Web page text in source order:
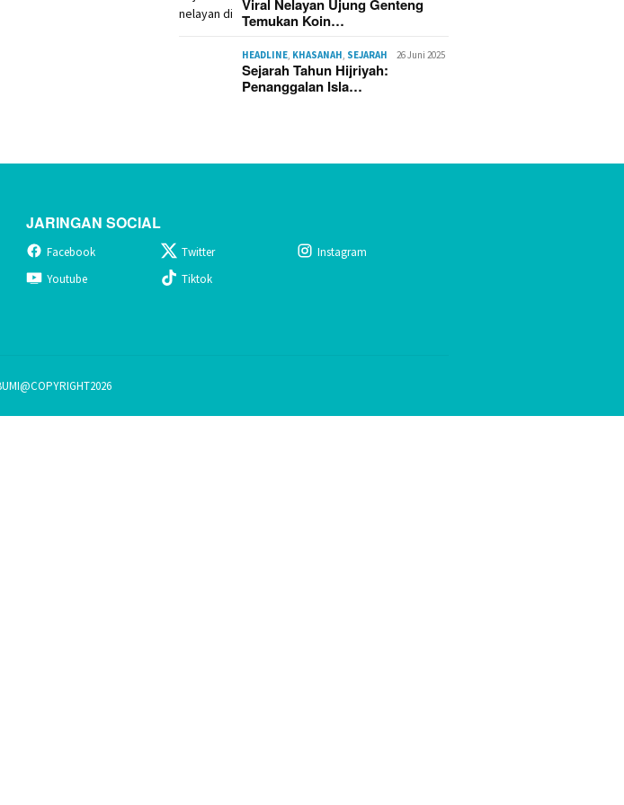
Viral Nelayan Ujung Genteng
Temukan Koin…
HEADLINE, KHASANAH, SEJARAH 26 Juni 2025
Sejarah Tahun Hijriyah:
Penanggalan Isla…
JARINGAN SOCIAL
Facebook Twitter
Instagram
Youtube
Tiktok